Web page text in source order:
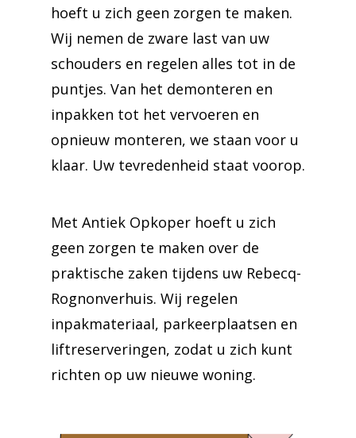
hoeft u zich geen zorgen te maken.
Wij nemen de zware last van uw
schouders en regelen alles tot in de
puntjes. Van het demonteren en
inpakken tot het vervoeren en
opnieuw monteren, we staan voor u
klaar. Uw tevredenheid staat voorop.
Met Antiek Opkoper hoeft u zich
geen zorgen te maken over de
praktische zaken tijdens uw Rebecq-
Rognonverhuis. Wij regelen
inpakmateriaal, parkeerplaatsen en
liftreserveringen, zodat u zich kunt
richten op uw nieuwe woning.